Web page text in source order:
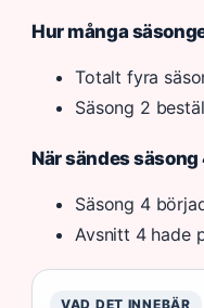
Hur många
Totalt fyra
Säsong 2
När sändes säsong
Säsong 4
Avsnitt 4 hade
VAD DET INNEBÄR